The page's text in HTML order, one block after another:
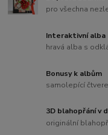
pro všechna
Interaktivní alba
hravá alba s
Bonusy k albům
samolepící
3D blahopřání v
originální